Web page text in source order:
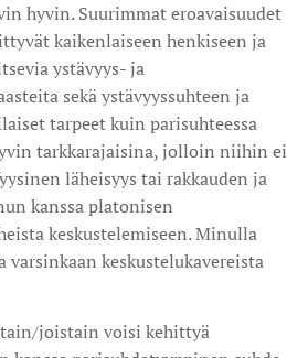
hyvin. Suurimmat eroavaisuudet
kaikenlaiseen henkiseen ja
ystävyys- ja
sekä ystävyyssuhteen ja
tarpeet kuin parisuhteessa
tarkkarajaisina, jolloin niihin ei
läheisyys tai rakkauden ja
kanssa platonisen
keskustelemiseen. Minulla
keskustelukavereista
joistain voisi kehittyä